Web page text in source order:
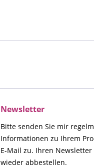
Newsletter
Bitte senden Sie mir
Informationen zu Ihrem
E-Mail zu. Ihren
wieder abbestellen.